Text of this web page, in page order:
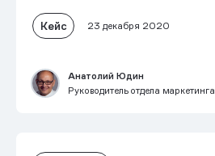
Кейс 23 декабря 2020
Анатолий Юдин
Руководитель отдела маркетинга